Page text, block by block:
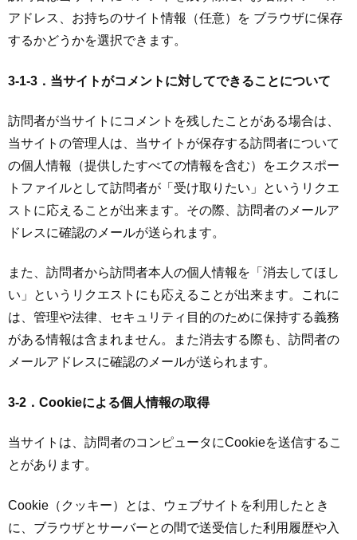
アドレス、お持ちのサイト情報（任意）を ブラウザに保存
するかどうかを選択できます。
3-1-3．当サイトがコメントに対してできることについて
訪問者が当サイトにコメントを残したことがある場合は、
当サイトの管理人は、当サイトが保存する訪問者について
の個人情報（提供したすべての情報を含む）をエクスポー
トファイルとして訪問者が「受け取りたい」というリクエ
ストに応えることが出来ます。その際、訪問者のメールア
ドレスに確認のメールが送られます。
また、訪問者から訪問者本人の個人情報を「消去してほし
い」というリクエストにも応えることが出来ます。これに
は、管理や法律、セキュリティ目的のために保持する義務
がある情報は含まれません。また消去する際も、訪問者の
メールアドレスに確認のメールが送られます。
3-2．Cookieによる個人情報の取得
当サイトは、訪問者のコンピュータにCookieを送信するこ
とがあります。
Cookie（クッキー）とは、ウェブサイトを利用したとき
に、ブラウザとサーバーとの間で送受信した利用履歴や入